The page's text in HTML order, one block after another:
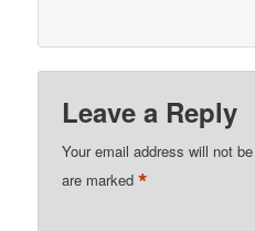
Leave a Reply
Your email address will not
are marked*